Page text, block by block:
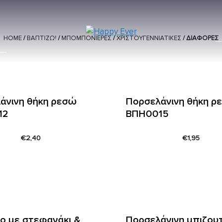
HOME/ΒΑΠΤΙΖΩ! /ΜΠΟΜΠΟΝΙΕΡΕΣ /ΧΡΙΣΤΟΥΓΕΝΝΙΑΤΙΚΕΣ / ΔΙΆΦΟΡΕΣ
θήκη ρεσώ
€2,40
Πορσελάνινη θήκη
ΒΠH0015
€1,95